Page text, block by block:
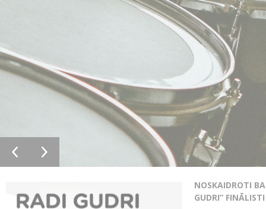
NOSKAIDROTI
GUDRI” FINĀLISTI